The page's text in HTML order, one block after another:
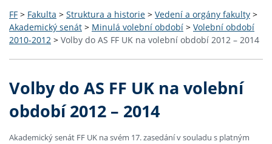
FF > Fakulta > Struktura a historie > Vedení a orgány fakulty >
Akademický senát > Minulá volební období > Volební období
2010-2012 > Volby do AS FF UK na volební období 2012 – 2014
Volby do AS FF UK na volební
období 2012 – 2014
Akademický senát FF UK na svém 17. zasedání v souladu s platným